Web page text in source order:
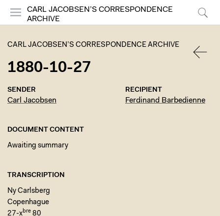
CARL JACOBSEN’S CORRESPONDENCE
ARCHIVE
CARL JACOBSEN’S CORRESPONDENCE ARCHIVE
1880-10-27
SENDER
Carl Jacobsen
RECIPIENT
Ferdinand Barbedienne
DOCUMENT CONTENT
Awaiting summary
TRANSCRIPTION
Ny Carlsberg
Copenhague
27-xbre 80